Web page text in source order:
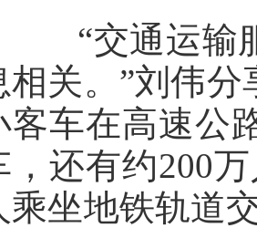
“交通运输服
相关。”刘伟
客车在高速公
，还有约200
乘坐地铁轨道